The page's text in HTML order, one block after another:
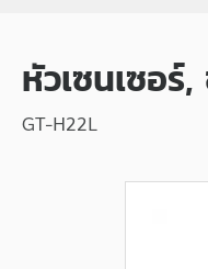
หัวเซนเซอร์
GT-H22L